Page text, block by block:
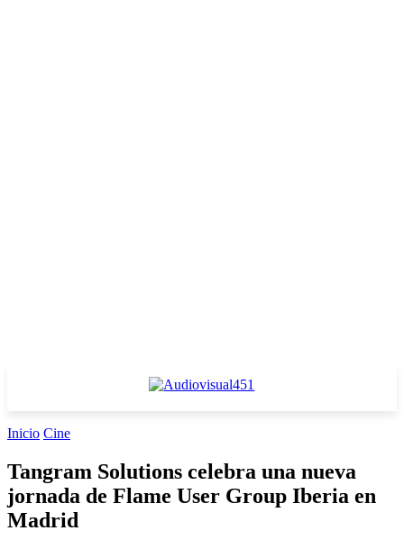
Inicio Cine
Tangram Solutions celebra una nueva
jornada de Flame User Group Iberia en
Madrid